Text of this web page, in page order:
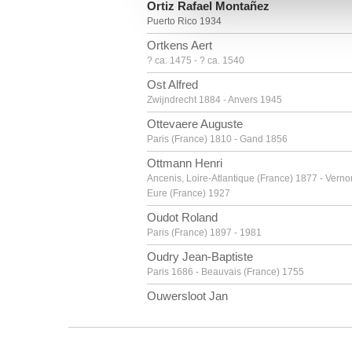
vous leur avez fournies ou
Ortiz Rafael Montañez
Puerto Rico 1934
Ortkens Aert
? ca. 1475 - ? ca. 1540
Ost Alfred
Zwijndrecht 1884 - Anvers 1945
Ottevaere Auguste
Paris (France) 1810 - Gand 1856
Ottmann Henri
Ancenis, Loire-Atlantique (France) 1877 -
Eure (France) 1927
Oudot Roland
Paris (France) 1897 - 1981
Oudry Jean-Baptiste
Paris 1686 - Beauvais (France) 1755
Ouwersloot Jan
1975